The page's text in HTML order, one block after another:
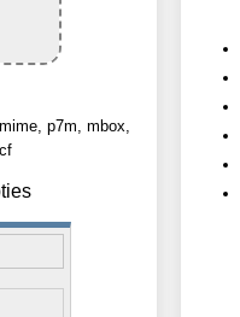
p7m, mbox,